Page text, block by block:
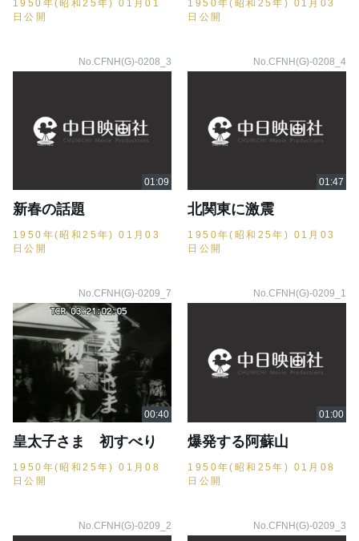
1950年(昭和25年) 01月01
日公開
1950年(昭和25年) 01月03
日公開
No.CFNH(G)-0208_3
新春の話題
1950年(昭和25年) 01月03
日公開
No.CFNH(G)-0208_4
北関東に激震
1950年(昭和25年) 01月03
日公開
No.CFNH(G)-0209_7
皇太子さま 初すべり
1950年(昭和25年) 01月08
日公開
No.CFNH(G)-0209_1
爆発する阿蘇山
1950年(昭和25年) 01月08
日公開
No.CFNH(G)-0209_2 No.CFNH(G)-0209_3